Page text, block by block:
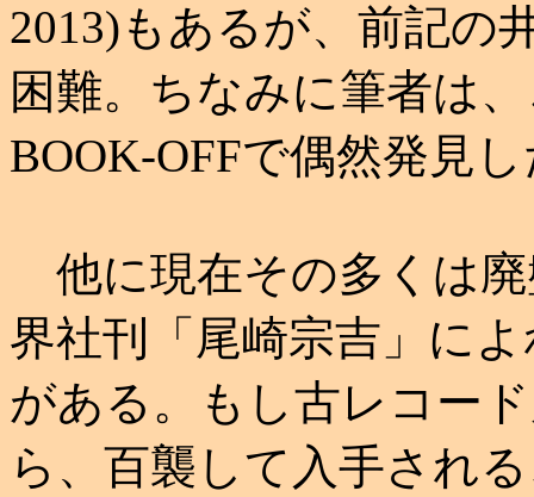
2013)もあるが、前記の
困難。ちなみに筆者は
BOOK-OFFで偶然発見
他に現在その多くは
界社刊「尾崎宗吉」に
がある。もし古レコー
ら、百襲して入手され